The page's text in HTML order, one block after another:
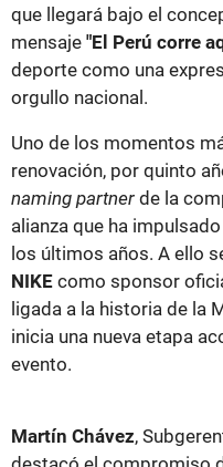
que llegará bajo el
mensaje "El Perú corre
deporte como una
orgullo nacional.
Uno de los momentos
renovación, por quinto
naming partner de la
alianza que ha
los últimos años. A ello
NIKE como sponsor
ligada a la historia de la
inicia una nueva etapa
evento.
Martín Chávez,